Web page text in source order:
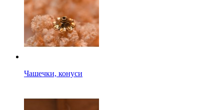
Чашечки, конуси